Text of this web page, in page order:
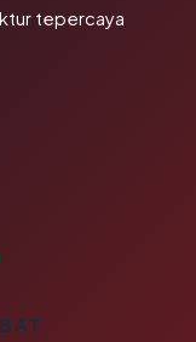
tepercaya